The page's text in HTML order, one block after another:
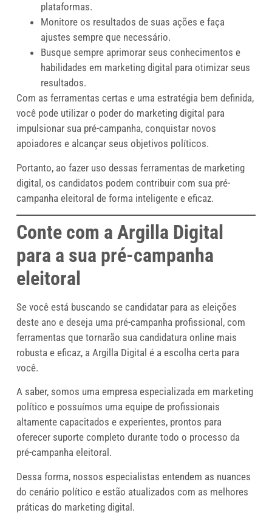
plataformas.
Monitore os resultados de suas ações e faça
ajustes sempre que necessário.
Busque sempre aprimorar seus conhecimentos e
habilidades em marketing digital para otimizar seus
resultados.
Com as ferramentas certas e uma estratégia bem definida,
você pode utilizar o poder do marketing digital para
impulsionar sua pré-campanha, conquistar novos
apoiadores e alcançar seus objetivos políticos.
Portanto, ao fazer uso dessas ferramentas de marketing
digital, os candidatos podem contribuir com sua pré-
campanha eleitoral de forma inteligente e eficaz.
Conte com a Argilla Digital
para a sua pré-campanha
eleitoral
Se você está buscando se candidatar para as eleições
deste ano e deseja uma pré-campanha profissional, com
ferramentas que tornarão sua candidatura online mais
robusta e eficaz, a Argilla Digital é a escolha certa para
você.
A saber, somos uma empresa especializada em marketing
político e possuímos uma equipe de profissionais
altamente capacitados e experientes, prontos para
oferecer suporte completo durante todo o processo da
pré-campanha eleitoral.
Dessa forma, nossos especialistas entendem as nuances
do cenário político e estão atualizados com as melhores
práticas do marketing digital.